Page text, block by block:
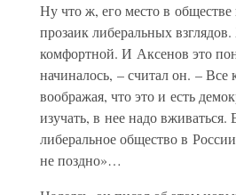
Ну что ж, его место в обществе
прозаик либеральных
комфортной. И Аксенов это
начиналось, – считал он. –
воображая, что это и есть
изучать, в нее надо
либеральное общество в
не поздно»…